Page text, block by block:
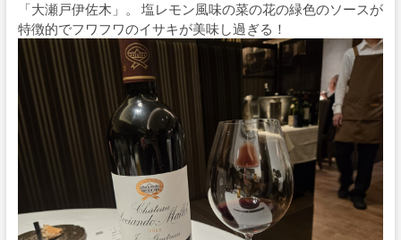
「大瀬戸伊佐木」。 塩レモン風味の菜の花の緑色のソースが
特徴的でフワフワのイサキが美味し過ぎる！